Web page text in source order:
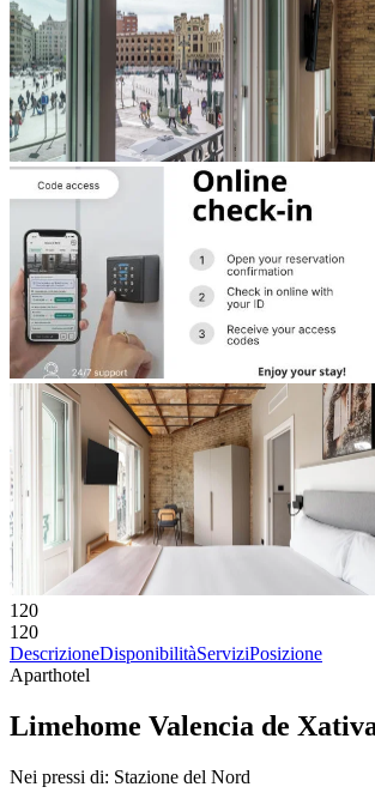
120
120
DescrizioneDisponibilitàServiziPosizione
Aparthotel
Limehome Valencia de
Nei pressi di: Stazione del Nord